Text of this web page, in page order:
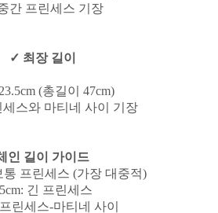
간 프린세스 기장
✓ 최장 길이
(총길이 47cm)
스와 마티네 사이 기장
인 길이 가이드
통 프린세스 (가장 대중적)
긴 프린세스
린세스-마티네 사이